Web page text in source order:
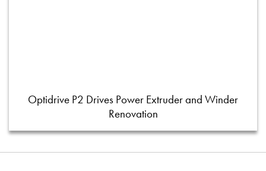
Optidrive P2 Drives Power Extruder and Winder
Renovation